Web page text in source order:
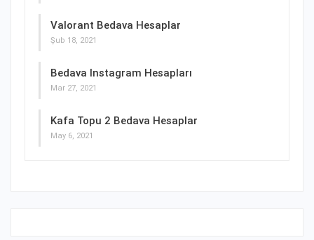
Valorant Bedava Hesaplar
Şub 18, 2021
Bedava Instagram Hesapları
Mar 27, 2021
Kafa Topu 2 Bedava Hesaplar
May 6, 2021